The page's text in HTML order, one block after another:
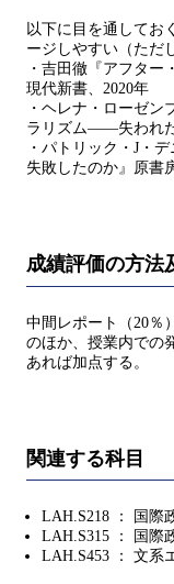
以下に目を通してお
ージしやすい（ただ
・吉田徹『アフタ
現代新書、2020年
・ヘレナ・ローゼ
ラリズム——失われ
・パトリック・J・
失敗したのか』原書
成績評価の方法
中間レポート（20％
のほか、授業内での
あれば加点する。
関連する科目
LAH.S218 ： 国際
LAH.S315 ： 国際
LAH.S453 ： 文系